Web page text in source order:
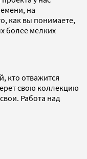
на
как вы понимаете,
более мелких
кто отважится
свою коллекцию
Работа над